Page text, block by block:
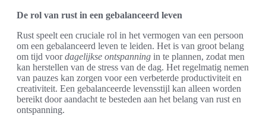
De rol van rust in een gebalanceerd leven
Rust speelt een cruciale rol in het vermogen van een persoon
om een gebalanceerd leven te leiden. Het is van groot belang
om tijd voordagelijkse ontspanning in te plannen, zodat men
kan herstellen van de stress van de dag. Het regelmatig nemen
van pauzes kan zorgen voor een verbeterde productiviteit en
creativiteit. Een gebalanceerde levensstijl kan alleen worden
bereikt door aandacht te besteden aan het belang van rust en
ontspanning.